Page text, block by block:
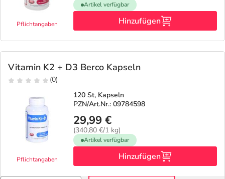
Pflichtangaben
Artikel verfügbar
Hinzufügen
Vitamin K2 + D3 Berco Kapseln
(0)
Pflichtangaben
120 St, Kapseln
PZN/Art.Nr.: 09784598
29,99 €
(340,80 €/1 kg)
Artikel verfügbar
Hinzufügen